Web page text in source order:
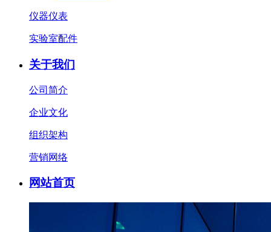
仪器仪表
实验室配件
关于我们
公司简介
企业文化
组织架构
营销网络
网站首页